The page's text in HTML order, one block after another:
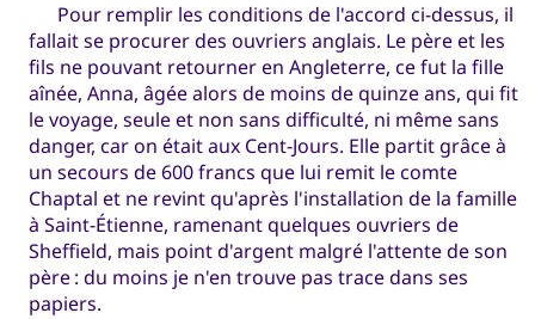
Pour remplir les conditions de l'accord ci-dessus, il
fallait se procurer des ouvriers anglais. Le père et les
fils ne pouvant retourner en Angleterre, ce fut la fille
aînée, Anna, âgée alors de moins de quinze ans, qui fit
le voyage, seule et non sans difficulté, ni même sans
danger, car on était aux Cent-Jours. Elle partit grâce à
un secours de 600 francs que lui remit le comte
Chaptal et ne revint qu'après l'installation de la famille
à Saint-Étienne, ramenant quelques ouvriers de
Sheffield, mais point d'argent malgré l'attente de son
père : du moins je n'en trouve pas trace dans ses
papiers.